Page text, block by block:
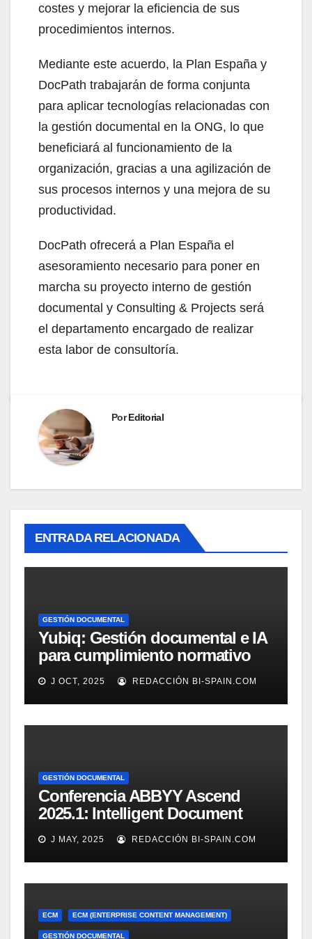
costes y mejorar la eficiencia de sus
procedimientos internos.
Mediante este acuerdo, la Plan España y
DocPath trabajarán de forma conjunta
para aplicar tecnologías relacionadas con
la gestión documental en la ONG, lo que
beneficiará al funcionamiento de la
organización, gracias a una agilización de
sus procesos internos y una mejora de su
productividad.
DocPath ofrecerá a Plan España el
asesoramiento necesario para poner en
marcha su proyecto interno de gestión
documental y Consulting & Projects será
el departamento encargado de realizar
esta labor de consultoría.
PorEditorial
ENTRADA RELACIONADA
GESTIÓN DOCUMENTAL
Yubiq: Gestión documental e IA
para cumplimiento normativo
(Demo)
J OCT, 2025 REDACCIÓN BI-SPAIN.COM
GESTIÓN DOCUMENTAL
Conferencia ABBYY Ascend
2025.1: Intelligent Document
Processing a tope
J MAY, 2025 REDACCIÓN BI-SPAIN.COM
ECM ECM (ENTERPRISE CONTENT MANAGEMENT)
GESTIÓN DOCUMENTAL